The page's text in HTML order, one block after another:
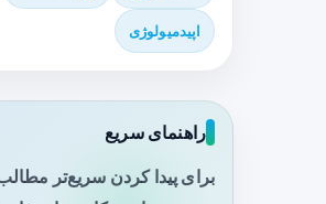
اپیدمیولوژی
راهنمای سریع
برای پیدا کردن سریع‌تر